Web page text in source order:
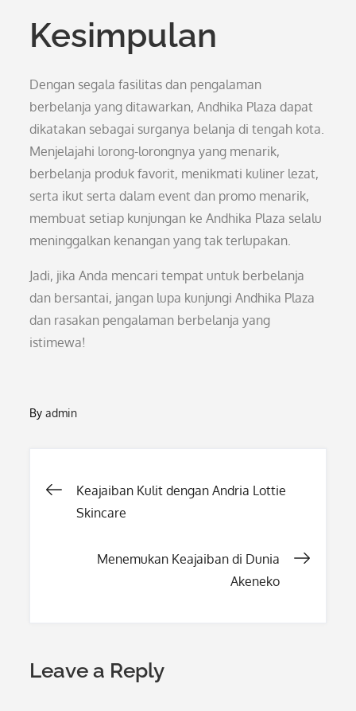
Kesimpulan
Dengan segala fasilitas dan pengalaman
berbelanja yang ditawarkan, Andhika Plaza dapat
dikatakan sebagai surganya belanja di tengah kota.
Menjelajahi lorong-lorongnya yang menarik,
berbelanja produk favorit, menikmati kuliner lezat,
serta ikut serta dalam event dan promo menarik,
membuat setiap kunjungan ke Andhika Plaza selalu
meninggalkan kenangan yang tak terlupakan.
Jadi, jika Anda mencari tempat untuk berbelanja
dan bersantai, jangan lupa kunjungi Andhika Plaza
dan rasakan pengalaman berbelanja yang
istimewa!
Byadmin
Post
Keajaiban Kulit dengan Andria Lottie
Skincare
Menemukan Keajaiban di Dunia
Akeneko
Leave a Reply